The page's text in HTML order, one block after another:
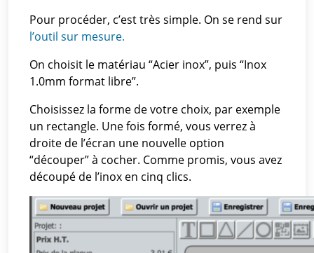
Pour procéder, c’est très simple. On se rend sur
l’outil sur mesure.
On choisit le matériau “Acier inox”, puis “Inox
1.0mm format libre”.
Choisissez la forme de votre choix, par exemple
un rectangle. Une fois formé, vous verrez à
droite de l’écran une nouvelle option
“découper” à cocher. Comme promis, vous avez
découpé de l’inox en cinq clics.